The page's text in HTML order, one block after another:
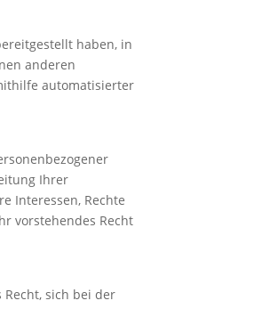
haben, in
anderen
automatisierter
Ihrer
Interessen, Rechte
vorstehendes Recht
sich bei der